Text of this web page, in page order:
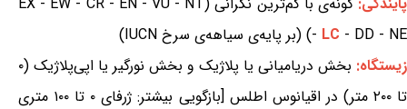
- LC - DD - NE) (بر پایه‌ی سیاهه‌ی سرخ IUCN)
زیستگاه:
بخش دریامیانی یا پلاژیک و بخش نورگیر یا اپی‌پلاژیک (۰
تا ۲۰۰ متر) در اقیانوس اطلس [بازگویی بیشتر: ژرفای ۰ تا ۱۰۰ متری